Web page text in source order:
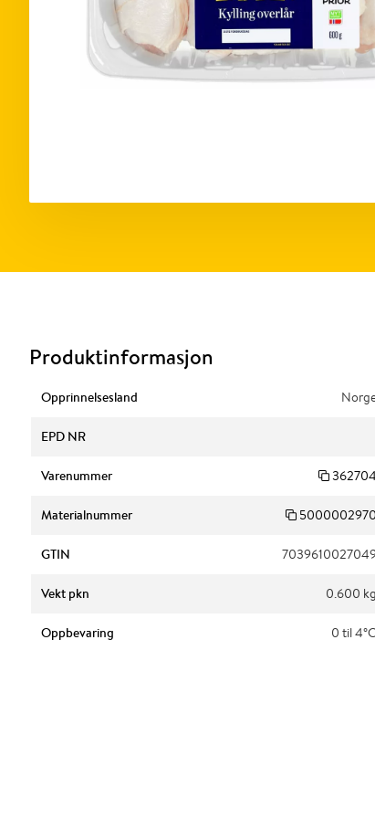
Produktinformasjon
Opprinnelsesland
EPD NR
Varenummer 362704
Materialnummer 5000002970
GTIN
Vekt pkn 0.600 kg
Oppbevaring 0 til